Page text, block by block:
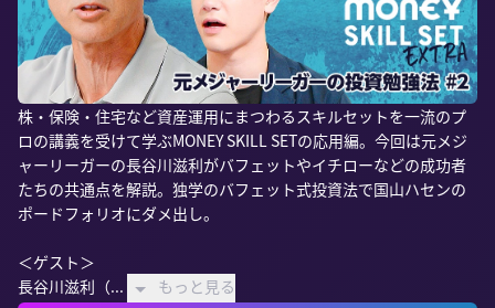
株・保険・住宅など資産運用にまつわるスキルセットを一流のプ
ロの講義を受けて学ぶMONEY SKILL SETの応用編。今回は元メジ
ャーリーガーの長谷川滋利がバフェットやイチローなどの成功者
たちの共通点を解説。独学のバフェット式投資法で国山ハセンの
ポードフォリオにダメ出し。
＜ゲスト＞
長谷川滋利（...
もっと見る